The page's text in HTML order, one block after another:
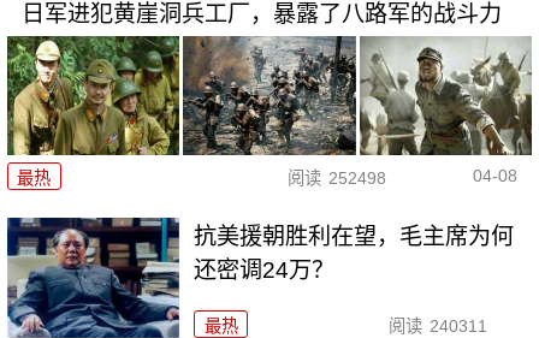
日军进犯黄崖洞兵工厂，暴露了八路军的战斗力
最热 阅读 252498 04-08
抗美援朝胜利在望，毛主席为何
还密调24万？
最热 阅读 240311